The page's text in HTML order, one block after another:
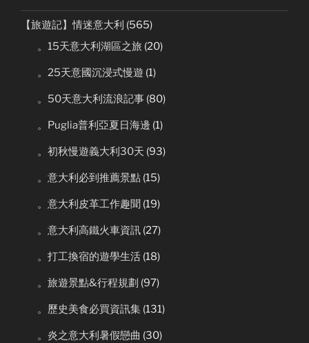
【旅遊記】情迷意大利 (565)
。15天意大利湖區之旅 (20)
。25天意國沉浸式慢遊 (1)
。50天意大利流浪記事 (80)
。Puglia普利亞夏日海邊 (1)
。初秋慢遊義大利30天 (93)
。意大利必到推薦景點 (15)
。意大利皮革工作趣聞 (19)
。意大利高鐵火車資訊 (27)
。打工換宿的遊學生活 (18)
。旅遊景點&行程規劃 (97)
。歷史美食必買資訊集 (131)
。炎之意大利暑假戀曲 (30)